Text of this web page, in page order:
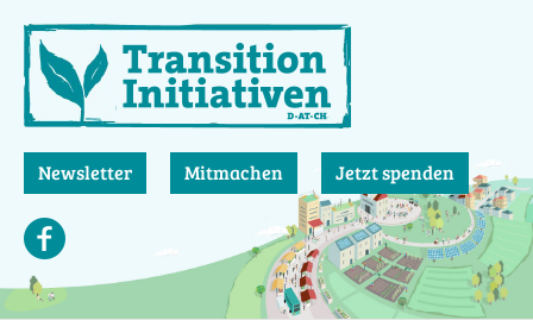
zum
Inhalt
Newsletter Mitmachen Jetzt spenden